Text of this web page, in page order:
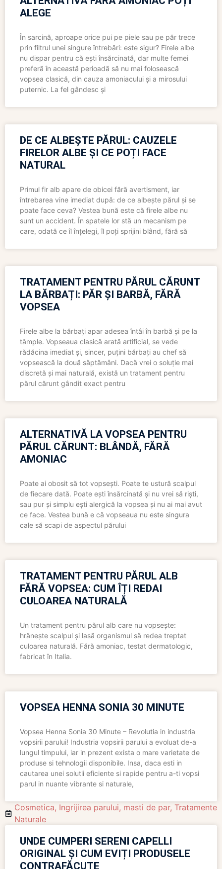
ALEGE
În sarcină, aproape orice pui pe piele sau pe păr trece
prin filtrul unei singure întrebări: este sigur? Firele albe
nu dispar pentru că ești însărcinată, dar multe femei
preferă în această perioadă să nu mai folosească
vopsea clasică, din cauza amoniacului și a mirosului
puternic. La fel gândesc și
DE CE ALBEȘTE PĂRUL: CAUZELE
FIRELOR ALBE ȘI CE POȚI FACE
NATURAL
Primul fir alb apare de obicei fără avertisment, iar
întrebarea vine imediat după: de ce albește părul și se
poate face ceva? Vestea bună este că firele albe nu
sunt un accident. În spatele lor stă un mecanism pe
care, odată ce îl înțelegi, îl poți sprijini blând, fără să
TRATAMENT PENTRU PĂRUL CĂRUNT
LA BĂRBAȚI: PĂR ȘI BARBĂ, FĂRĂ
VOPSEA
Firele albe la bărbați apar adesea întâi în barbă și pe la
tâmple. Vopseaua clasică arată artificial, se vede
rădăcina imediat și, sincer, puțini bărbați au chef să
vopsească la două săptămâni. Dacă vrei o soluție mai
discretă și mai naturală, există un tratament pentru
părul cărunt gândit exact pentru
ALTERNATIVĂ LA VOPSEA PENTRU
PĂRUL CĂRUNT: BLÂNDĂ, FĂRĂ
AMONIAC
Poate ai obosit să tot vopsești. Poate te ustură scalpul
de fiecare dată. Poate ești însărcinată și nu vrei să riști,
sau pur și simplu ești alergică la vopsea și nu ai mai avut
ce face. Vestea bună e că vopseaua nu este singura
cale să scapi de aspectul părului
TRATAMENT PENTRU PĂRUL ALB
FĂRĂ VOPSEA: CUM ÎȚI REDAI
CULOAREA NATURALĂ
Un tratament pentru părul alb care nu vopsește:
hrănește scalpul și lasă organismul să redea treptat
culoarea naturală. Fără amoniac, testat dermatologic,
fabricat în Italia.
VOPSEA HENNA SONIA 30 MINUTE
Vopsea Henna Sonia 30 Minute – Revolutia in industria
vopsirii parului! Industria vopsirii parului a evoluat de-a
lungul timpului, iar in prezent exista o mare varietate de
produse si tehnologii disponibile. Insa, daca esti in
cautarea unei solutii eficiente si rapide pentru a-ti vopsi
parul in nuante vibrante si naturale,
Cosmetica, Ingrijirea parului, masti de par, Tratamente
Naturale
UNDE CUMPERI SERENI CAPELLI
ORIGINAL ȘI CUM EVIȚI PRODUSELE
CONTRAFĂCUTE